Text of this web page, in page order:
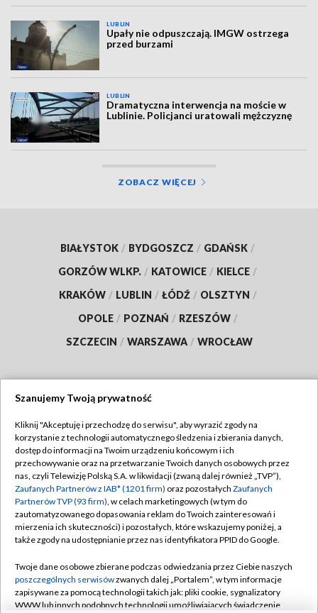
LUBLIN
Upały nie odpuszczają. IMGW ostrzega
przed burzami
LUBLIN
Dramatyczna interwencja na moście w
Lublinie. Policjanci uratowali mężczyznę
ZOBACZ WIĘCEJ
BIAŁYSTOK / BYDGOSZCZ / GDAŃSK /
GORZÓW WLKP. / KATOWICE / KIELCE /
KRAKÓW / LUBLIN / ŁÓDŹ / OLSZTYN /
OPOLE / POZNAŃ / RZESZÓW /
SZCZECIN / WARSZAWA / WROCŁAW
TVP
Abonament TVP
Emisja w TVP
Centrum informacji TVP
Naziemna Telewizja Cyfrowa
Rada Programowa
System NOS
Regulamin TVP
Polityka prywatności
Moje zgody
Pomoc
Kontakt
Szanujemy Twoją prywatność
Kliknij "Akceptuję i przechodzę do serwisu", aby wyrazić zgody na
korzystanie z technologii automatycznego śledzenia i zbierania danych,
dostęp do informacji na Twoim urządzeniu końcowym i ich
przechowywanie oraz na przetwarzanie Twoich danych osobowych przez
nas, czyli Telewizję Polską S.A. w likwidacji (zwaną dalej również „TVP”),
Zaufanych Partnerów z IAB* (1201 firm) oraz pozostałych Zaufanych
Partnerów TVP (93 firm), w celach marketingowych (w tym do
zautomatyzowanego dopasowania reklam do Twoich zainteresowań i
mierzenia ich skuteczności) i pozostałych, które wskazujemy poniżej, a
także zgody na udostępnianie przez nas identyfikatora PPID do Google.
Twoje dane osobowe zbierane podczas odwiedzania przez Ciebie naszych
poszczególnych serwisówzwanych dalej „Portalem”, w tym informacje
zapisywane za pomocą technologii takich jak: pliki cookie, sygnalizatory
WWW lub innych podobnych technologii umożliwiających świadczenie